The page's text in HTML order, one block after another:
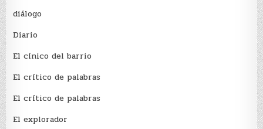
diálogo
Diario
El cínico del barrio
El crí­tico de palabras
El crí­tico de palabras
El explorador